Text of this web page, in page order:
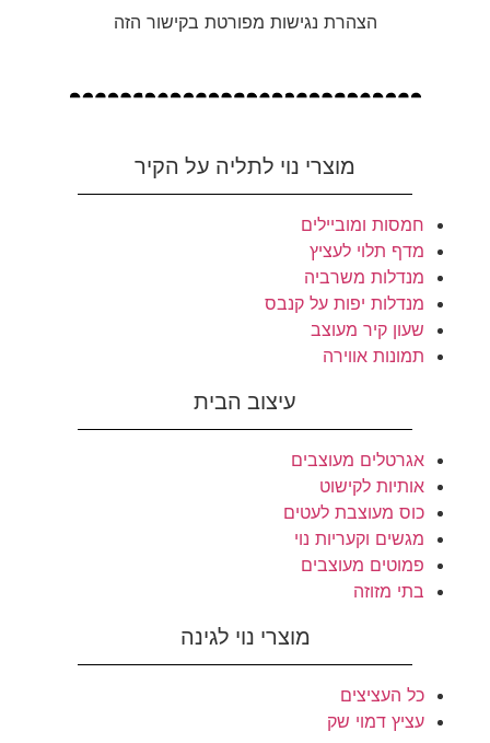
הצהרת נגישות מפורטת בקישור הזה
מוצרי נוי לתליה על הקיר
חמסות ומוביילים
מדף תלוי לעציץ
מנדלות משרביה
מנדלות יפות על קנבס
שעון קיר מעוצב
תמונות אווירה
עיצוב הבית
אגרטלים מעוצבים
אותיות לקישוט
כוס מעוצבת לעטים
מגשים וקעריות נוי
פמוטים מעוצבים
בתי מזוזה
מוצרי נוי לגינה
כל העציצים
עציץ דמוי שק